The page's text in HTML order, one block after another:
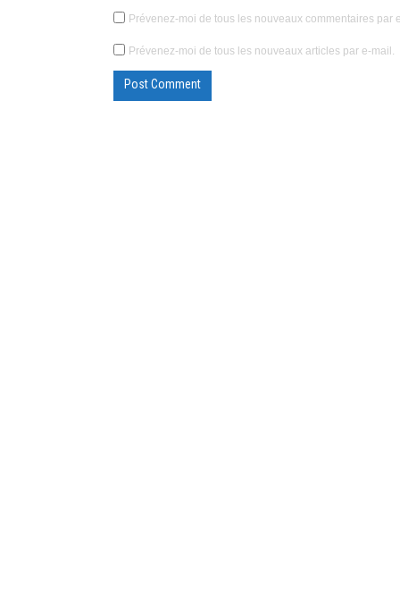
Prévenez-moi de tous les nouveaux commentaires par
Prévenez-moi de tous les nouveaux articles par e-mail.